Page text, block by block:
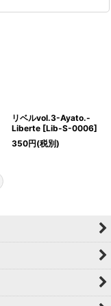
リベルvol.3-Ayato.-
Liberte [Lib-S-0006]
350円(税別)